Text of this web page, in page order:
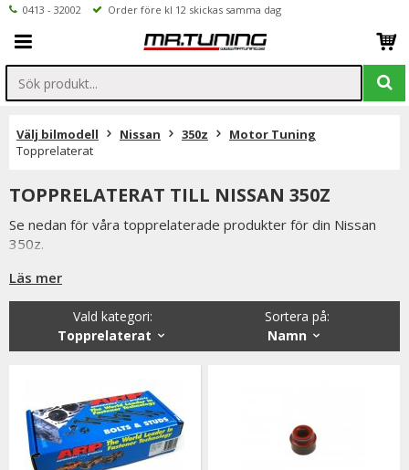
0413 - 32002 Order före kl 12 skickas samma dag
Välj bilmodell Nissan 350z
Motor Tuning
Topprelaterat
TOPPRELATERAT TILL NISSAN 350Z
Se nedan för våra topprelaterade produkter för din Nissan
350z.
Produkter som toppbultar, ventiler, lyftare ARP toppbultar
Är du tveksamt på vilken variant du ska välja är du alltid
välkommen att kontakta oss för rådgivning.
Läs mer
Sortera på:
Namn
Vald kategori:
Topprelaterat